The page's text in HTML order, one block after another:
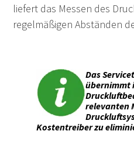
liefert das Messen des
regelmäßigen Abständen
Das
übernimmt
relevanten
Kostentreiber zu